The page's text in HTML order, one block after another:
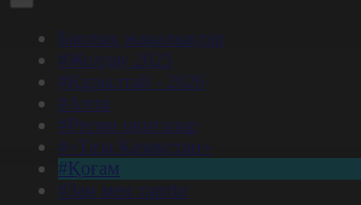
Барлық жаңалықтар
#Жолдау 2025
#Құрылтай - 2026
#Апта
#Ресми оқиғалар
#«Таза Қазақстан»
#Қоғам
#Заң мен тәртіп